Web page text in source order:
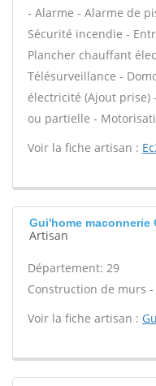
- Alarme - Alarme de
Sécurité incendie -
Plancher chauffant
Télésurveillance -
électricité (Ajout prise)
ou partielle -
Voir la fiche artisan :
Gui'home maconnerie
Artisan
Département: 29
Construction de murs -
Voir la fiche artisan :